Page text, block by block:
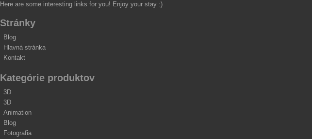
Here are some interesting links for you! Enjoy your stay :)
Stránky
Blog
Hlavná stránka
Kontakt
Kategórie produktov
3D
3D
Animation
Blog
Fotografia